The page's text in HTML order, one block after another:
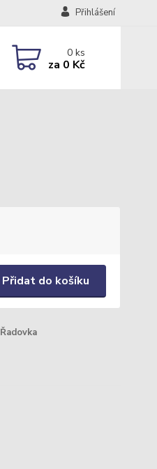
Přihlášení
0ks
za 0 Kč
Přidat do košíku
Řadovka